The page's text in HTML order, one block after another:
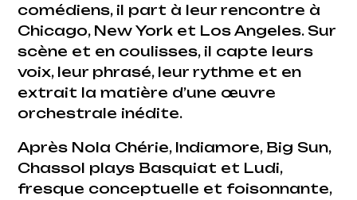
comédiens, il part à leur rencontre à
Chicago, New York et Los Angeles. Sur
scène et en coulisses, il capte leurs
voix, leur phrasé, leur rythme et en
extrait la matière d’une œuvre
orchestrale inédite.
Après Nola Chérie, Indiamore, Big Sun,
Chassol plays Basquiat et Ludi,
fresque conceptuelle et foisonnante,